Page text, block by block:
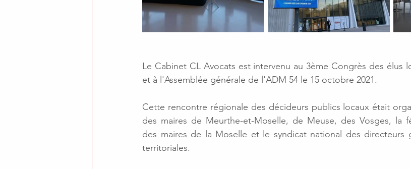
Le Cabinet CL Avocats est intervenu au 3ème Congrès des élus
et à l'Assemblée générale de l'ADM 54 le 15 octobre 2021.
Cette rencontre régionale des décideurs publics locaux était
des maires de Meurthe-et-Moselle, de Meuse, des Vosges, la
des maires de la Moselle et le syndicat national des directeurs
territoriales.